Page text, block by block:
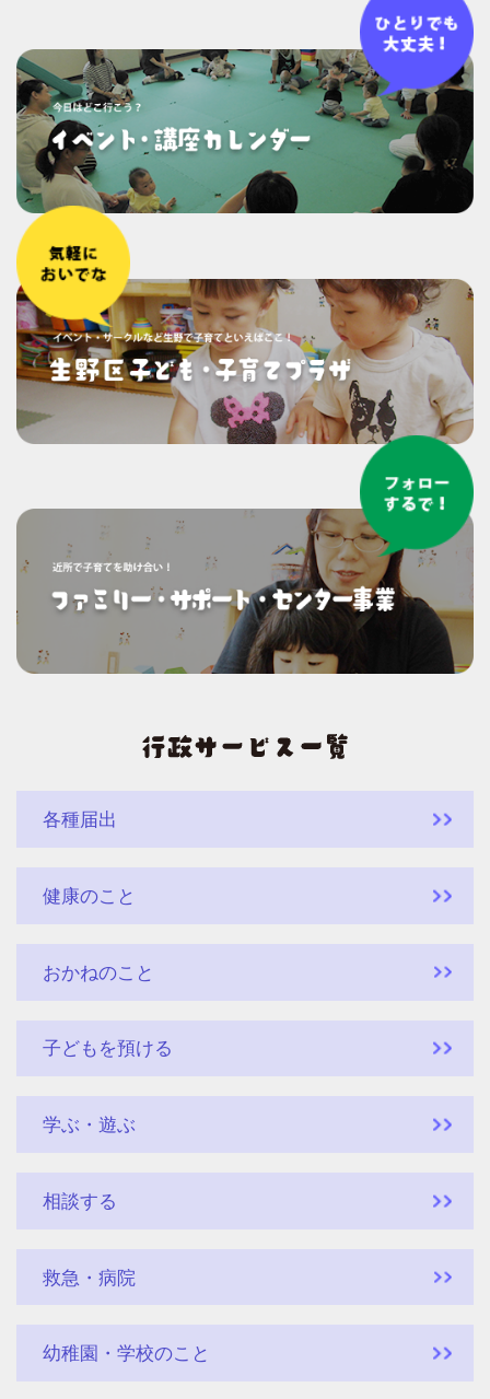
各種届出
健康のこと
おかねのこと
子どもを預ける
学ぶ・遊ぶ
相談する
救急・病院
幼稚園・学校のこと